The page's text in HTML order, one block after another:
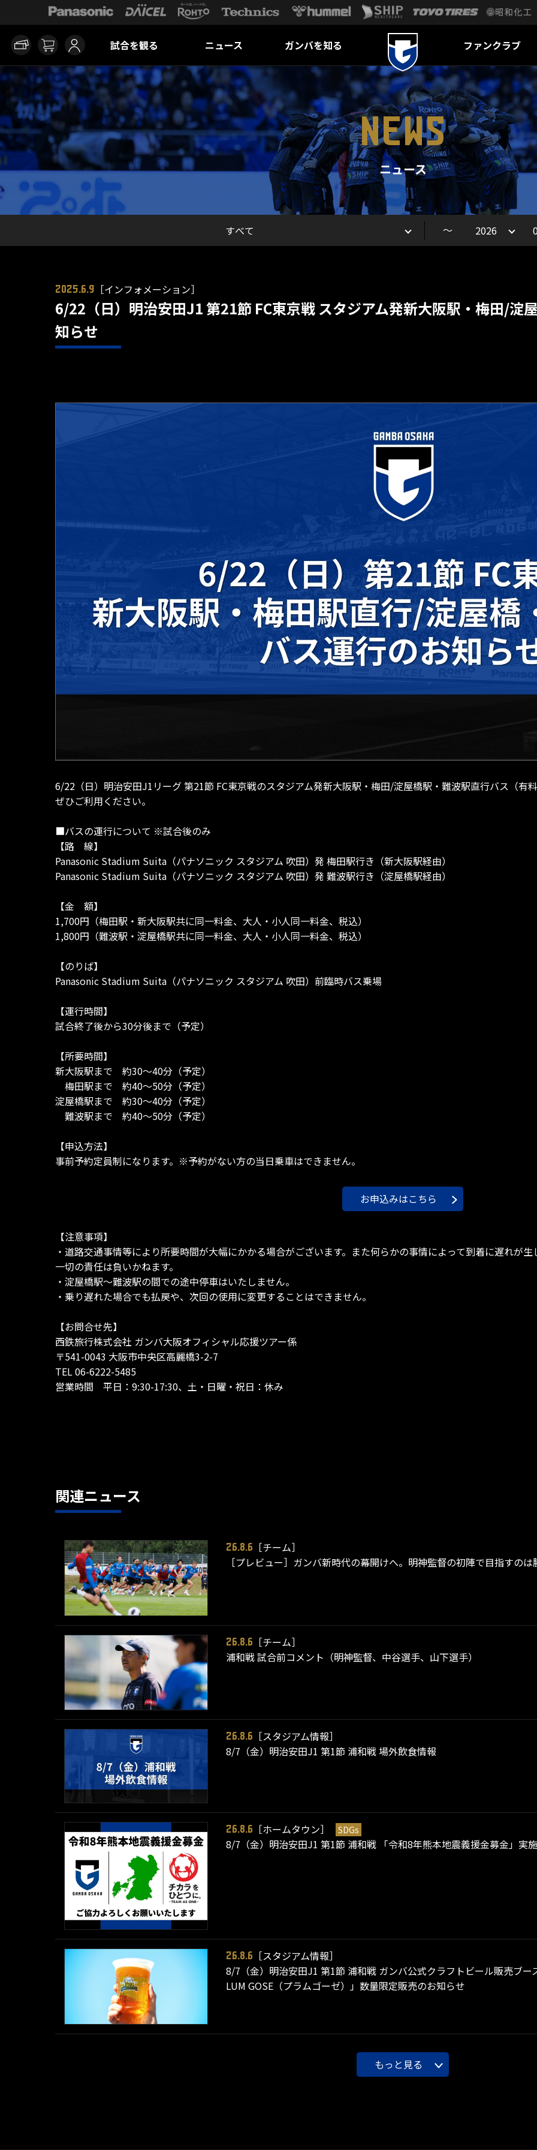
試合を観る ニュース ガンバを知る ファンクラブ
NEWS
ニュース
～
2025.6.9 ［インフォメーション］
6/22（日）明治安田J1 第21節 FC東京戦 スタジアム発新大阪駅・梅田/淀
知らせ
6/22（日）明治安田J1リーグ 第21節 FC東京戦のスタジアム発新大阪駅・梅田/淀屋橋駅・難波駅直行バス（有
ぜひご利用ください。
■バスの運行について ※試合後のみ
【路 線】
Panasonic Stadium Suita（パナソニック スタジアム 吹田）発 梅田駅行き（新大阪駅経由）
Panasonic Stadium Suita（パナソニック スタジアム 吹田）発 難波駅行き（淀屋橋駅経由）
【金 額】
1,700円（梅田駅・新大阪駅共に同一料金、大人・小人同一料金、税込）
1,800円（難波駅・淀屋橋駅共に同一料金、大人・小人同一料金、税込）
【のりば】
Panasonic Stadium Suita（パナソニック スタジアム 吹田）前臨時バス乗場
【運行時間】
試合終了後から30分後まで（予定）
【所要時間】
新大阪駅まで 約30～40分（予定）
梅田駅まで 約40～50分（予定）
淀屋橋駅まで 約30～40分（予定）
難波駅まで 約40～50分（予定）
【申込方法】
事前予約定員制になります。※予約がない方の当日乗車はできません。
お申込みはこちら
【注意事項】
・道路交通事情等により所要時間が大幅にかかる場合がございます。また何らかの事情によって到着に遅れが
一切の責任は負いかねます。
・淀屋橋駅～難波駅の間での途中停車はいたしません。
・乗り遅れた場合でも払戻や、次回の使用に変更することはできません。
【お問合せ先】
西鉄旅行株式会社 ガンバ大阪オフィシャル応援ツアー係
〒541-0043 大阪市中央区高麗橋3-2-7
TEL 06-6222-5485
営業時間 平日：9:30-17:30、土・日曜・祝日：休み
関連ニュース
26.8.6
［チーム］
［プレビュー］ガンバ新時代の幕開けへ。明神監督の初陣で目指すのは
26.8.6
［チーム］
浦和戦 試合前コメント（明神監督、中谷選手、山下選手）
26.8.6
［スタジアム情報］
8/7（金）明治安田J1 第1節 浦和戦 場外飲食情報
26.8.6 ［ホームタウン］ SDGs
8/7（金）明治安田J1 第1節 浦和戦 「令和8年熊本地震義援金募金」実
26.8.6
［スタジアム情報］
8/7（金）明治安田J1 第1節 浦和戦 ガンバ公式クラフトビール販売ブ
LUM GOSE（プラムゴーゼ）」数量限定販売のお知らせ
もっと見る